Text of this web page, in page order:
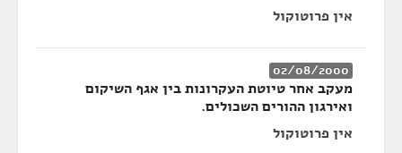
אין פרוטוקול
02/08/2000
מעקב אחר טיוטת העקרונות בין אגף השיקום
ואירגון ההורים השכולים.
אין פרוטוקול